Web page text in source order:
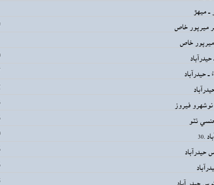
ميهڙ
ميرپور خاص
خاص
حيدرآباد
فيروز
ٺٽو
حيدر آباد